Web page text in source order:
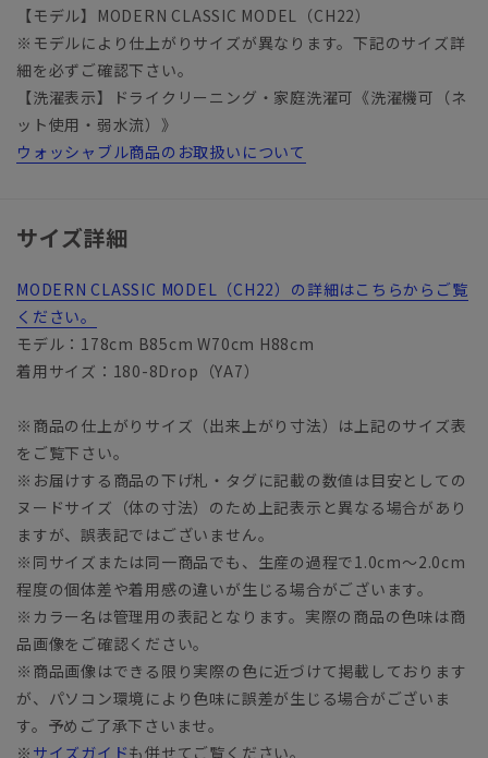
【モデル】MODERN CLASSIC MODEL（CH22）
※モデルにより仕上がりサイズが異なります。下記のサイズ詳
細を必ずご確認下さい。
【洗濯表示】ドライクリーニング・家庭洗濯可《洗濯機可（ネ
ット使用・弱水流）》
ウォッシャブル商品のお取扱いについて
サイズ詳細
MODERN CLASSIC MODEL（CH22）の詳細はこちらからご覧
ください。
モデル：178cm B85cm W70cm H88cm
着用サイズ：180-8Drop（YA7）
※商品の仕上がりサイズ（出来上がり寸法）は上記のサイズ表
をご覧下さい。
※お届けする商品の下げ札・タグに記載の数値は目安としての
ヌードサイズ（体の寸法）のため上記表示と異なる場合があり
ますが、誤表記ではございません。
※同サイズまたは同一商品でも、生産の過程で1.0cm～2.0cm
程度の個体差や着用感の違いが生じる場合がございます。
※カラー名は管理用の表記となります。実際の商品の色味は商
品画像をご確認ください。
※商品画像はできる限り実際の色に近づけて掲載しております
が、パソコン環境により色味に誤差が生じる場合がございま
す。予めご了承下さいませ。
※ サイズガイドも併せてご覧ください。